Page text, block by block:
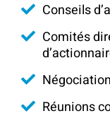
Conseils
Comités
Réunions